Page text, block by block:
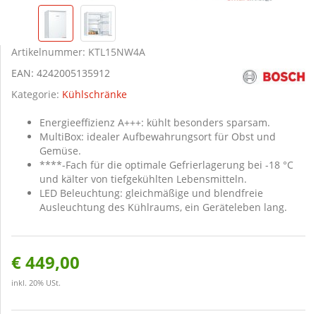
Artikelnummer: KTL15NW4A
EAN: 4242005135912
Kategorie: Kühlschränke
Energieeffizienz A+++: kühlt besonders sparsam.
MultiBox: idealer Aufbewahrungsort für Obst und
Gemüse.
****-Fach für die optimale Gefrierlagerung bei -18 °C
und kälter von tiefgekühlten Lebensmitteln.
LED Beleuchtung: gleichmäßige und blendfreie
Ausleuchtung des Kühlraums, ein Geräteleben lang.
€ 449,00
inkl. 20% USt.